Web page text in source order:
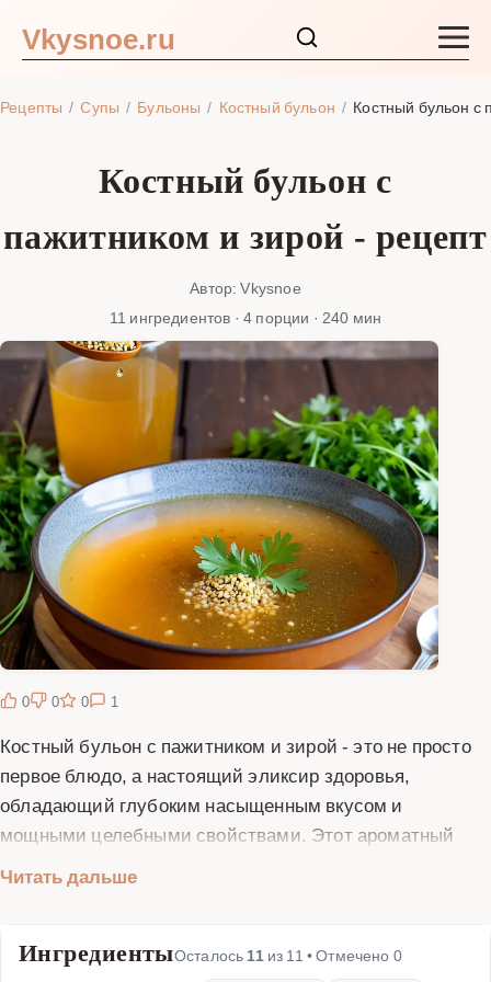
Vkysnoe.ru
Рецепты Супы Бульоны Костный бульон Костный бульон с
Костный бульон с
пажитником и зирой - рецепт
Автор: Vkysnoe
11 ингредиентов · 4 порции · 240 мин
0 0 0 1
Костный бульон с пажитником и зирой - это не просто
первое блюдо, а настоящий эликсир здоровья,
обладающий глубоким насыщенным вкусом и
мощными целебными свойствами. Этот ароматный
костей с добавлением уникальных специй,
питательности и изысканного вкуса. Пажитник,
Читать дальше
ИнгредиентыОсталось 11из 11 • Отмечено 0